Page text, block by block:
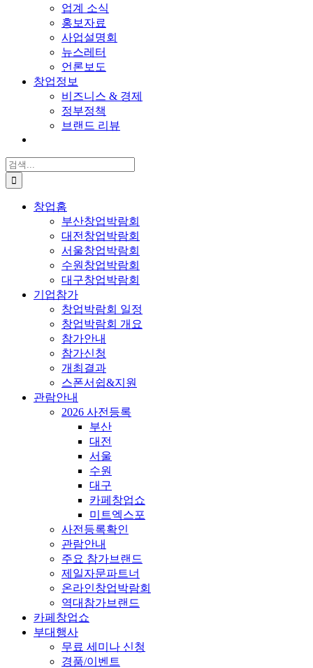
업계 소식
홍보자료
사업설명회
뉴스레터
언론보도
창업정보
비즈니스 & 경제
정부정책
브랜드 리뷰
검
색:
창업홈
부산창업박람회
대전창업박람회
서울창업박람회
수원창업박람회
대구창업박람회
기업참가
창업박람회 일정
창업박람회 개요
참가안내
참가신청
개최결과
스폰서쉽&지원
관람안내
2026 사전등록
부산
대전
서울
수원
대구
카페창업쇼
미트엑스포
사전등록확인
관람안내
주요 참가브랜드
제일자문파트너
온라인창업박람회
역대참가브랜드
카페창업쇼
부대행사
무료 세미나 신청
경품/이벤트